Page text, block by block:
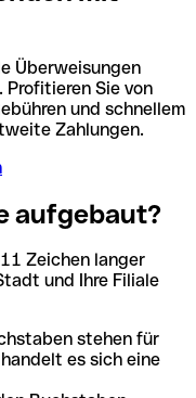
Überweisungen
Profitieren Sie von
und schnellem
Zahlungen.
aufgebaut?
Zeichen langer
und Ihre Filiale
stehen für
es sich eine